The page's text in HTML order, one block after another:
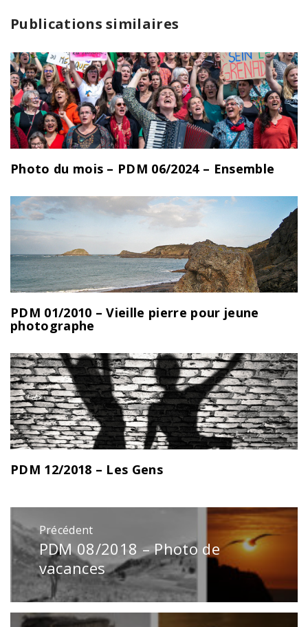
Publications similaires
Photo du mois – PDM 06/2024 – Ensemble
PDM 01/2010 – Vieille pierre pour jeune
photographe
PDM 12/2018 – Les Gens
Navigation
de
l’article
Précédent
Publication
précédente
:
PDM 08/2018 – Photo de
vacances